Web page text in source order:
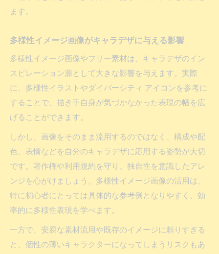
ます。
多様性イメージ画像がキャラデザに与える影響
多様性イメージ画像やフリー素材は、キャラデザのイン
スピレーション源として大きな影響を与えます。実際
に、多様性イラストやダイバーシティ アイコンを参考に
することで、描き手自身が気づかなかった表現の幅を広
げることができます。
しかし、画像をそのまま流用するのではなく、構成や配
色、表情などを自分のキャラデザに応用する姿勢が大切
です。著作権や利用規約を守り、独自性を意識したアレ
ンジを心がけましょう。多様性イメージ画像の活用は、
特に初心者にとっては具体的な参考例となりやすく、効
率的に多様性表現を学べます。
一方で、安易な素材流用や既存のイメージに頼りすぎる
と、個性の薄いキャラクターになってしまうリスクもあ